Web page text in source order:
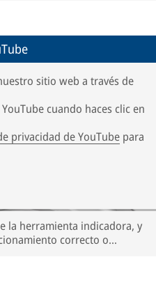
sitio web a través de
cuando haces clic en
privacidad de YouTube para
la herramienta indicadora, y
correcto o